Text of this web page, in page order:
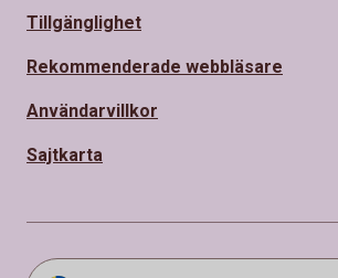
Tillgänglighet
Rekommenderade webbläsare
Användarvillkor
Sajtkarta